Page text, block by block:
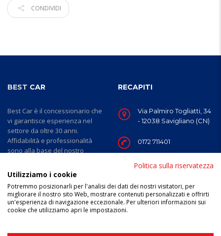
CONDIVIDI
BEST CAR
Best Car è il concessionario che
vi garantisce esperienza nel
settore da oltre 30 anni.
Affidabilità e professionalità
sono alla base del nostro
noi prenderci cura del cliente
passo dopo passo, dalla scelta
dell'auto fino alla cura di essa
nel post-vendita.
RECAPITI
Via Palmiro Togliatti, 34
- 12038 Savigliano (CN)
0172 711401
Dal lunedì al venerdì:
19.00 e il sabato dalle
8.00 alle 12.00
Politica sulla riservatezza
Utilizziamo i cookie
Potremmo posizionarli per l'analisi dei dati dei nostri visitatori, per
migliorare il nostro sito Web, mostrare contenuti personalizzati e offrirti
un'esperienza di navigazione eccezionale. Per ulteriori informazioni sui
cookie che utilizziamo apri le impostazioni.